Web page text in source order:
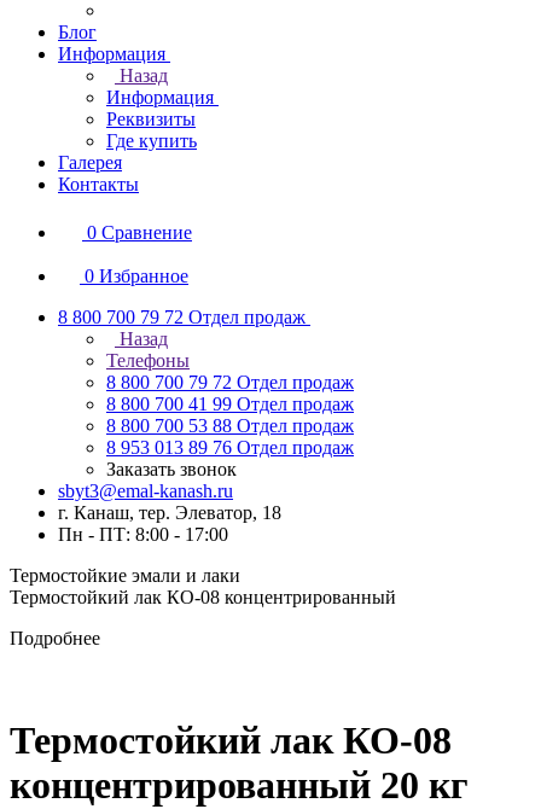
Блог
Информация
Назад
Информация
Реквизиты
Где купить
Галерея
Контакты
0 Сравнение
0 Избранное
8 800 700 79 72 Отдел продаж
Назад
Телефоны
8 800 700 79 72 Отдел продаж
8 800 700 41 99 Отдел продаж
8 800 700 53 88 Отдел продаж
8 953 013 89 76 Отдел продаж
Заказать звонок
sbyt3@emal-kanash.ru
г. Канаш, тер. Элеватор, 18
Пн - ПТ: 8:00 - 17:00
Термостойкие эмали и лаки
Термостойкий лак КО-08 концентрированный
Подробнее
Термостойкий лак КО-08
концентрированный 20 кг